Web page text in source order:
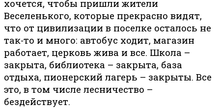
хочется, чтобы пришли жители
Веселенького, которые прекрасно видят,
что от цивилизации в поселке осталось не
так-то и много: автобус ходит, магазин
работает, церковь жива и все. Школа –
закрыта, библиотека – закрыта, база
отдыха, пионерский лагерь – закрыты. Все
это, в том числе лесничество –
бездействует.